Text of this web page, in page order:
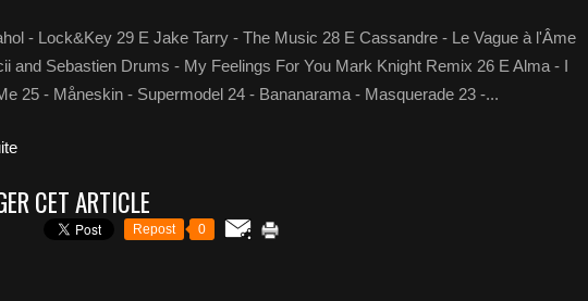
- Lock&Key 29 E Jake Tarry - The Music 28 E Cassandre - Le Vague à l'Âme
and Sebastien Drums - My Feelings For You Mark Knight Remix 26 E Alma - I
25 - Måneskin - Supermodel 24 - Bananarama - Masquerade 23 -...
CET ARTICLE
Repost 0